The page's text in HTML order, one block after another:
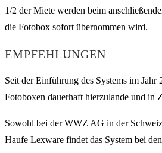
1/2 der Miete werden beim
die Fotobox sofort übernommen wird.
EMPFEHLUNGEN
Seit der Einführung des Systems im Jahr
Fotoboxen dauerhaft hierzulande und in
Sowohl bei der WWZ AG in der
Haufe Lexware findet das System bei